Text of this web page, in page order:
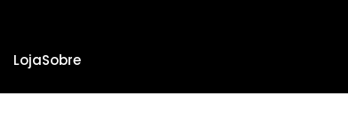
LojaSobre